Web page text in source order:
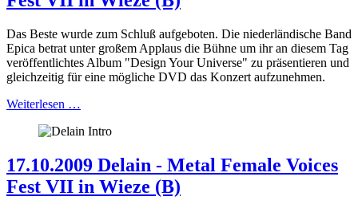
Das Beste wurde zum Schluß aufgeboten. Die niederländische Band
Epica betrat unter großem Applaus die Bühne um ihr an diesem Tag
veröffentlichtes Album "Design Your Universe" zu präsentieren und
gleichzeitig für eine mögliche DVD das Konzert aufzunehmen.
Weiterlesen …
17.10.2009 Delain - Metal Female Voices
Fest VII in Wieze (B)